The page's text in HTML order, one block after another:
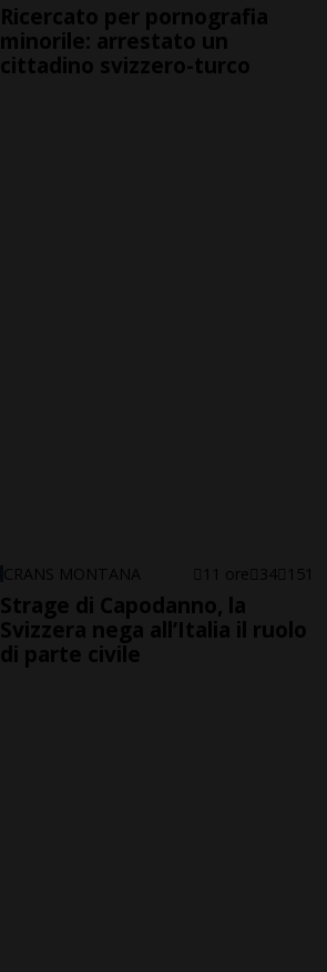
Ricercato per pornografia
minorile: arrestato un
cittadino svizzero-turco
CRANS MONTANA 11 ore 34 151
Strage di Capodanno, la
Svizzera nega all’Italia il ruolo
di parte civile